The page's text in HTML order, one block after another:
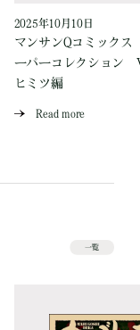
2025年10月10日
マンサンQコミック
ーパーコレクション
ヒミツ編
Read more
一覧